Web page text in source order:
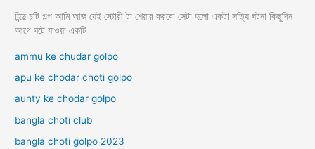
হিন্দু চটি গল্প আমি আজ যেই স্টোরী টা শেয়ার করবো সেটা হলো একটা সত্যি ঘটনা কিছুদিন
আগে ঘটে যাওয়া একটি
ammu ke chudar golpo
apu ke chodar choti golpo
aunty ke chodar golpo
bangla choti club
bangla choti golpo 2023